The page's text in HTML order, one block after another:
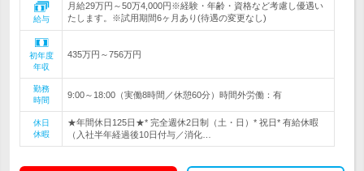
給与
月給29万円～50万4,000円※経験・年齢・資格など考慮し優遇い
たします。※試用期間6ヶ月あり(待遇の変更なし)
初年度
年収
435万円～756万円
勤務
時間
9:00～18:00（実働8時間／休憩60分）時間外労働：有
休日
休暇
★年間休日125日★* 完全週休2日制（土・日）* 祝日* 有給休暇
（入社半年経過後10日付与／消化…